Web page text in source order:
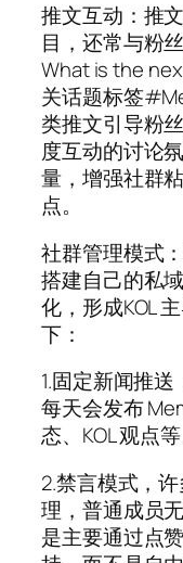
推文互动：推
目，还常与粉
What is the
关话题标签
类推文引导粉
度互动的讨论
量，增强社群
点。
社群管理模式
搭建自己的私
化，形成KOL
下：
1.固定新闻推送
每天会发布
态、KOL 观点等
2.禁言模式，
理，普通成员
是主要通过点